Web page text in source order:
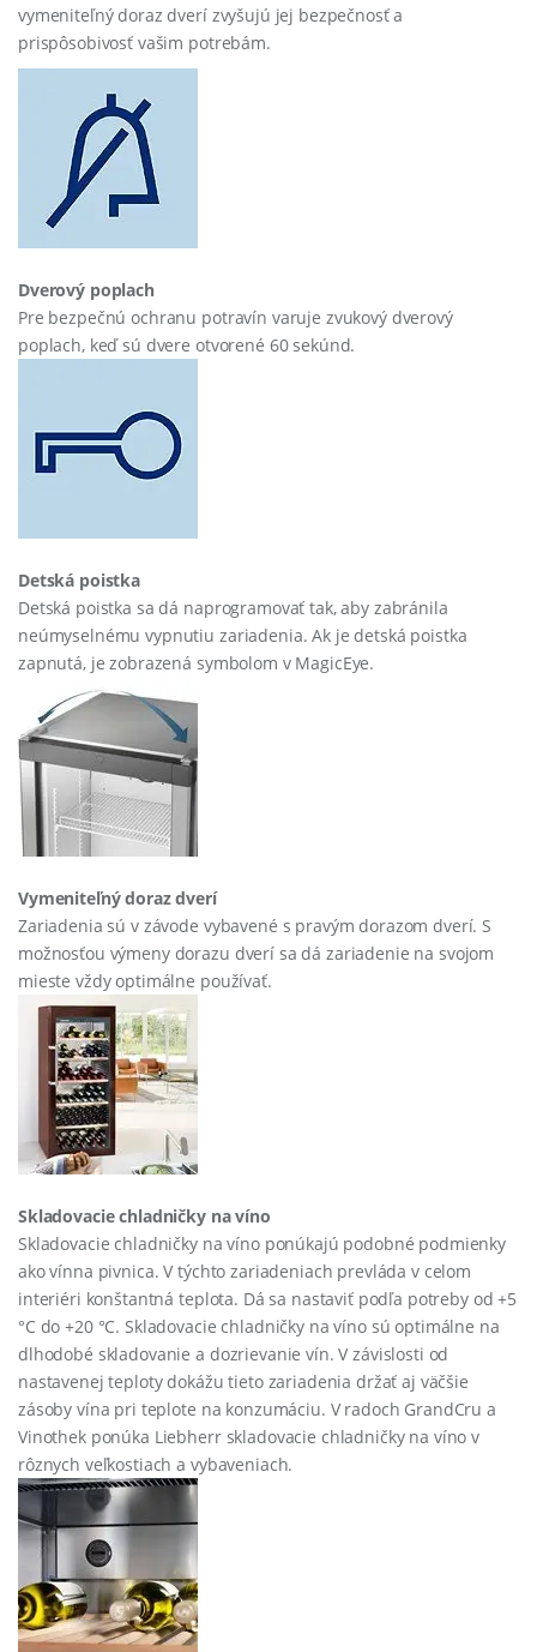
vymeniteľný doraz dverí zvyšujú jej bezpečnosť a
prispôsobivosť vašim potrebám.
Dverový poplach
Pre bezpečnú ochranu potravín varuje zvukový dverový
poplach, keď sú dvere otvorené 60 sekúnd.
Detská poistka
Detská poistka sa dá naprogramovať tak, aby zabránila
neúmyselnému vypnutiu zariadenia. Ak je detská poistka
zapnutá, je zobrazená symbolom v MagicEye.
Vymeniteľný doraz dverí
Zariadenia sú v závode vybavené s pravým dorazom dverí. S
možnosťou výmeny dorazu dverí sa dá zariadenie na svojom
mieste vždy optimálne používať.
Skladovacie chladničky na víno
Skladovacie chladničky na víno ponúkajú podobné podmienky
ako vínna pivnica. V týchto zariadeniach prevláda v celom
interiéri konštantná teplota. Dá sa nastaviť podľa potreby od +5
°C do +20 °C. Skladovacie chladničky na víno sú optimálne na
dlhodobé skladovanie a dozrievanie vín. V závislosti od
nastavenej teploty dokážu tieto zariadenia držať aj väčšie
zásoby vína pri teplote na konzumáciu. V radoch GrandCru a
Vinothek ponúka Liebherr skladovacie chladničky na víno v
rôznych veľkostiach a vybaveniach.